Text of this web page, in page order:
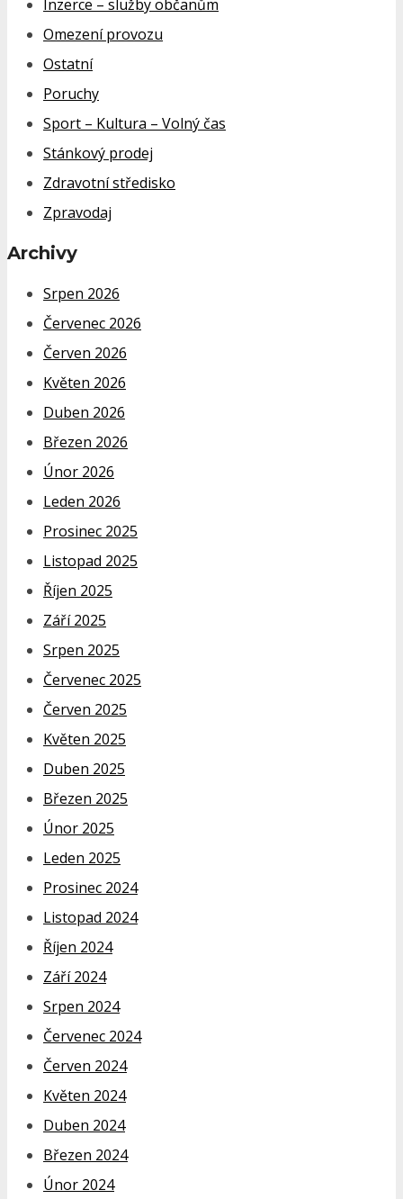
Inzerce – služby občanům
Omezení provozu
Ostatní
Poruchy
Sport – Kultura – Volný čas
Stánkový prodej
Zdravotní středisko
Zpravodaj
Archivy
Srpen 2026
Červenec 2026
Červen 2026
Květen 2026
Duben 2026
Březen 2026
Únor 2026
Leden 2026
Prosinec 2025
Listopad 2025
Říjen 2025
Září 2025
Srpen 2025
Červenec 2025
Červen 2025
Květen 2025
Duben 2025
Březen 2025
Únor 2025
Leden 2025
Prosinec 2024
Listopad 2024
Říjen 2024
Září 2024
Srpen 2024
Červenec 2024
Červen 2024
Květen 2024
Duben 2024
Březen 2024
Únor 2024